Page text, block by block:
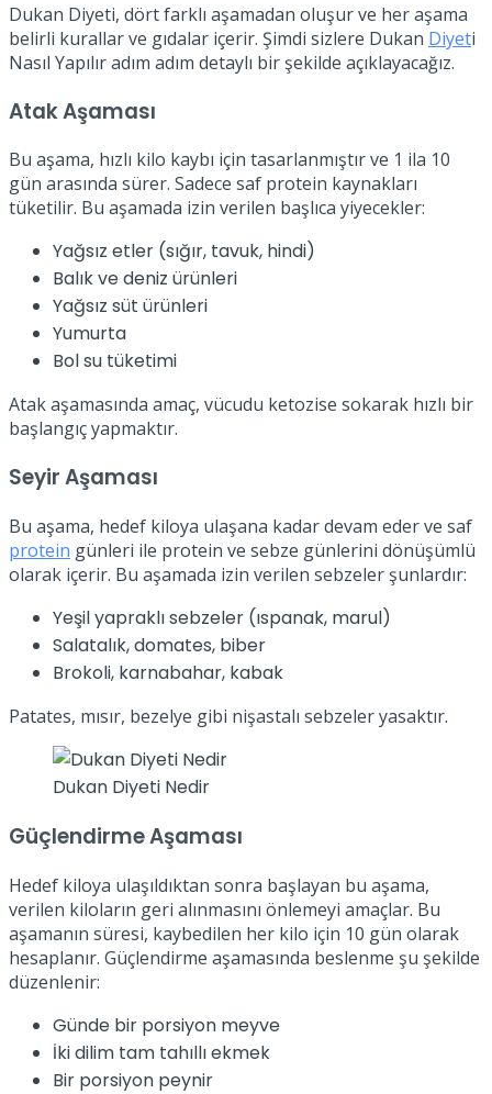
Dukan Diyeti, dört farklı aşamadan oluşur ve her aşama
belirli kurallar ve gıdalar içerir. Şimdi sizlere Dukan Diyeti
Nasıl Yapılır adım adım detaylı bir şekilde açıklayacağız.
Atak Aşaması
Bu aşama, hızlı kilo kaybı için tasarlanmıştır ve 1 ila 10
gün arasında sürer. Sadece saf protein kaynakları
tüketilir. Bu aşamada izin verilen başlıca yiyecekler:
Yağsız etler (sığır, tavuk, hindi)
Balık ve deniz ürünleri
Yağsız süt ürünleri
Yumurta
Bol su tüketimi
Atak aşamasında amaç, vücudu ketozise sokarak hızlı bir
başlangıç yapmaktır.
Seyir Aşaması
Bu aşama, hedef kiloya ulaşana kadar devam eder ve saf
protein günleri ile protein ve sebze günlerini dönüşümlü
olarak içerir. Bu aşamada izin verilen sebzeler şunlardır:
Yeşil yapraklı sebzeler (ıspanak, marul)
Salatalık, domates, biber
Brokoli, karnabahar, kabak
Patates, mısır, bezelye gibi nişastalı sebzeler yasaktır.
Dukan Diyeti Nedir
Güçlendirme Aşaması
Hedef kiloya ulaşıldıktan sonra başlayan bu aşama,
verilen kiloların geri alınmasını önlemeyi amaçlar. Bu
aşamanın süresi, kaybedilen her kilo için 10 gün olarak
hesaplanır. Güçlendirme aşamasında beslenme şu şekilde
düzenlenir:
Günde bir porsiyon meyve
İki dilim tam tahıllı ekmek
Bir porsiyon peynir